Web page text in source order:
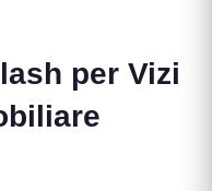
per Vizi